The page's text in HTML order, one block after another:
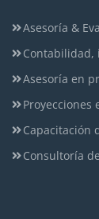
Asesoría &
Contabilidad,
Asesoría en
Proyecciones
Capacitación
Consultoría